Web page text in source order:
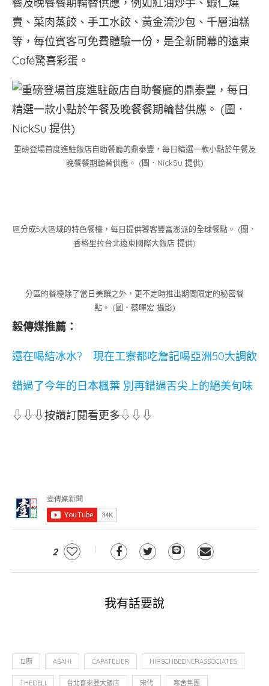
賣、菜肉蒸餃、手工水餃、黃金流沙包、千層油糕
等，每位賓客可免費體驗一份，是全新開幕的遠東
Café驚喜彩蛋。
重磅登場首度進駐飯店自助餐廳的鼎泰豐，每日精選一款小點於午餐及
晚餐餐期輪替供應。 (圖．NickSu 提供)
區分成5大區域的特色餐檯，每日提供饕客豐富澎派的全球餐點。 (圖．
香格里拉台北遠東國際大飯店 提供)
分區的餐檯除了當日美饌之外，更不定時推出期間限定的秘密餐
點。 (圖．蔡暉宏 攝影)
毅傳媒推薦：
還在喝結冰水? 現在工寮都吃詹記喝亞洲50大調飲
錯過了今年的日本楓葉 別再錯過舌尖上的絕美旬味
⇩⇩⇩按讚訂閱看更多⇩⇩⇩
2
我有話要說
12廚 ASAHI CAPATELIER HIRSCHBEDNERASSOCIATES
THEDELI 台北喜來登大飯店 宋代 寒舍集團